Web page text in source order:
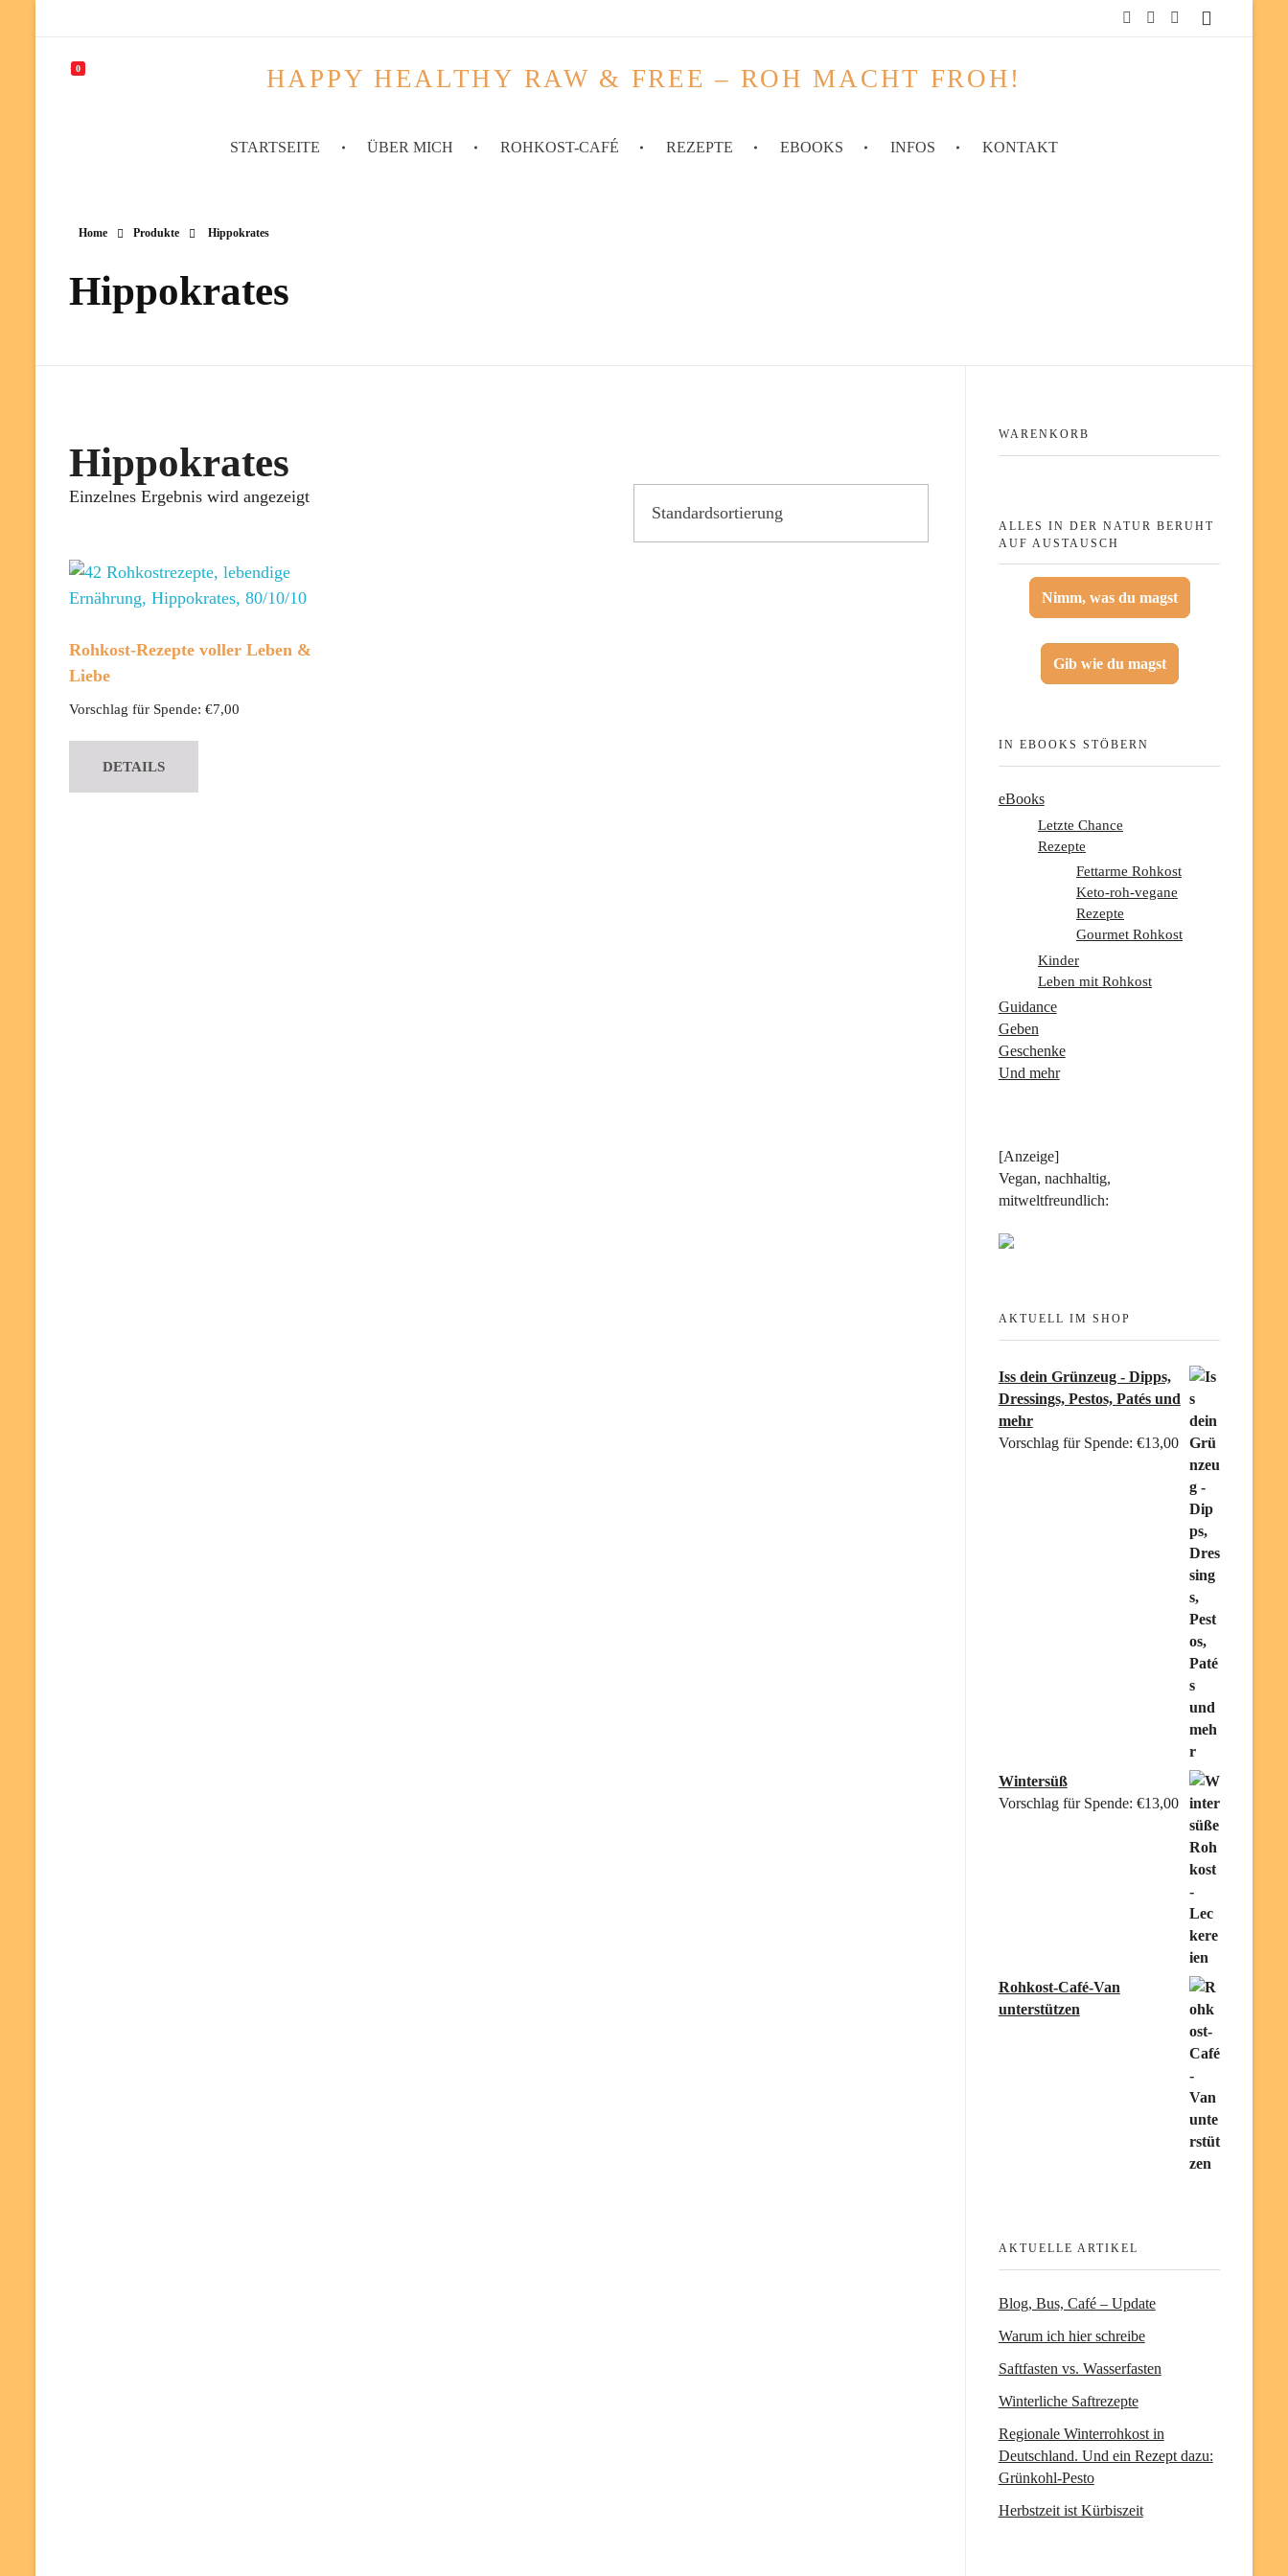
HAPPY HEALTHY RAW & FREE – ROH MACHT FROH!
0
STARTSEITE ÜBER MICH ROHKOST-CAFÉ REZEPTE EBOOKS INFOS KONTAKT
Home Produkte Hippokrates
Hippokrates
Hippokrates
Einzelnes Ergebnis wird angezeigt
Rohkost-Rezepte voller Leben &
Liebe
Vorschlag für Spende: €7,00
DETAILS
WARENKORB
ALLES IN DER NATUR BERUHT
AUF AUSTAUSCH
Nimm, was du magst
Gib wie du magst
IN EBOOKS STÖBERN
eBooks
Letzte Chance
Rezepte
Fettarme Rohkost
Keto-roh-vegane
Rezepte
Gourmet Rohkost
Kinder
Leben mit Rohkost
Guidance
Geben
Geschenke
Und mehr
[Anzeige]
Vegan, nachhaltig,
mitweltfreundlich:
AKTUELL IM SHOP
Iss dein Grünzeug - Dipps,
Dressings, Pestos, Patés und
mehr
Vorschlag für Spende: €13,00
Wintersüß
Vorschlag für Spende: €13,00
Rohkost-Café-Van
unterstützen
AKTUELLE ARTIKEL
Blog, Bus, Café – Update
Warum ich hier schreibe
Saftfasten vs. Wasserfasten
Winterliche Saftrezepte
Regionale Winterrohkost in
Deutschland. Und ein Rezept dazu:
Grünkohl-Pesto
Herbstzeit ist Kürbiszeit